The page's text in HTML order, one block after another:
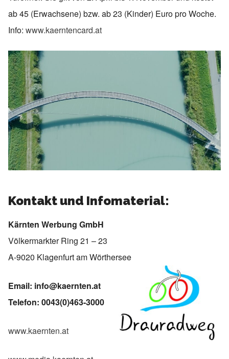
ab 45 (Erwachsene) bzw. ab 23 (Kinder) Euro pro Woche.
Info: www.kaerntencard.at
Kontakt und Infomaterial:
Kärnten Werbung GmbH
Völkermarkter Ring 21 – 23
A-9020 Klagenfurt am Wörthersee
Email: info@kaernten.at
Telefon: 0043(0)463-3000
www.kaernten.at